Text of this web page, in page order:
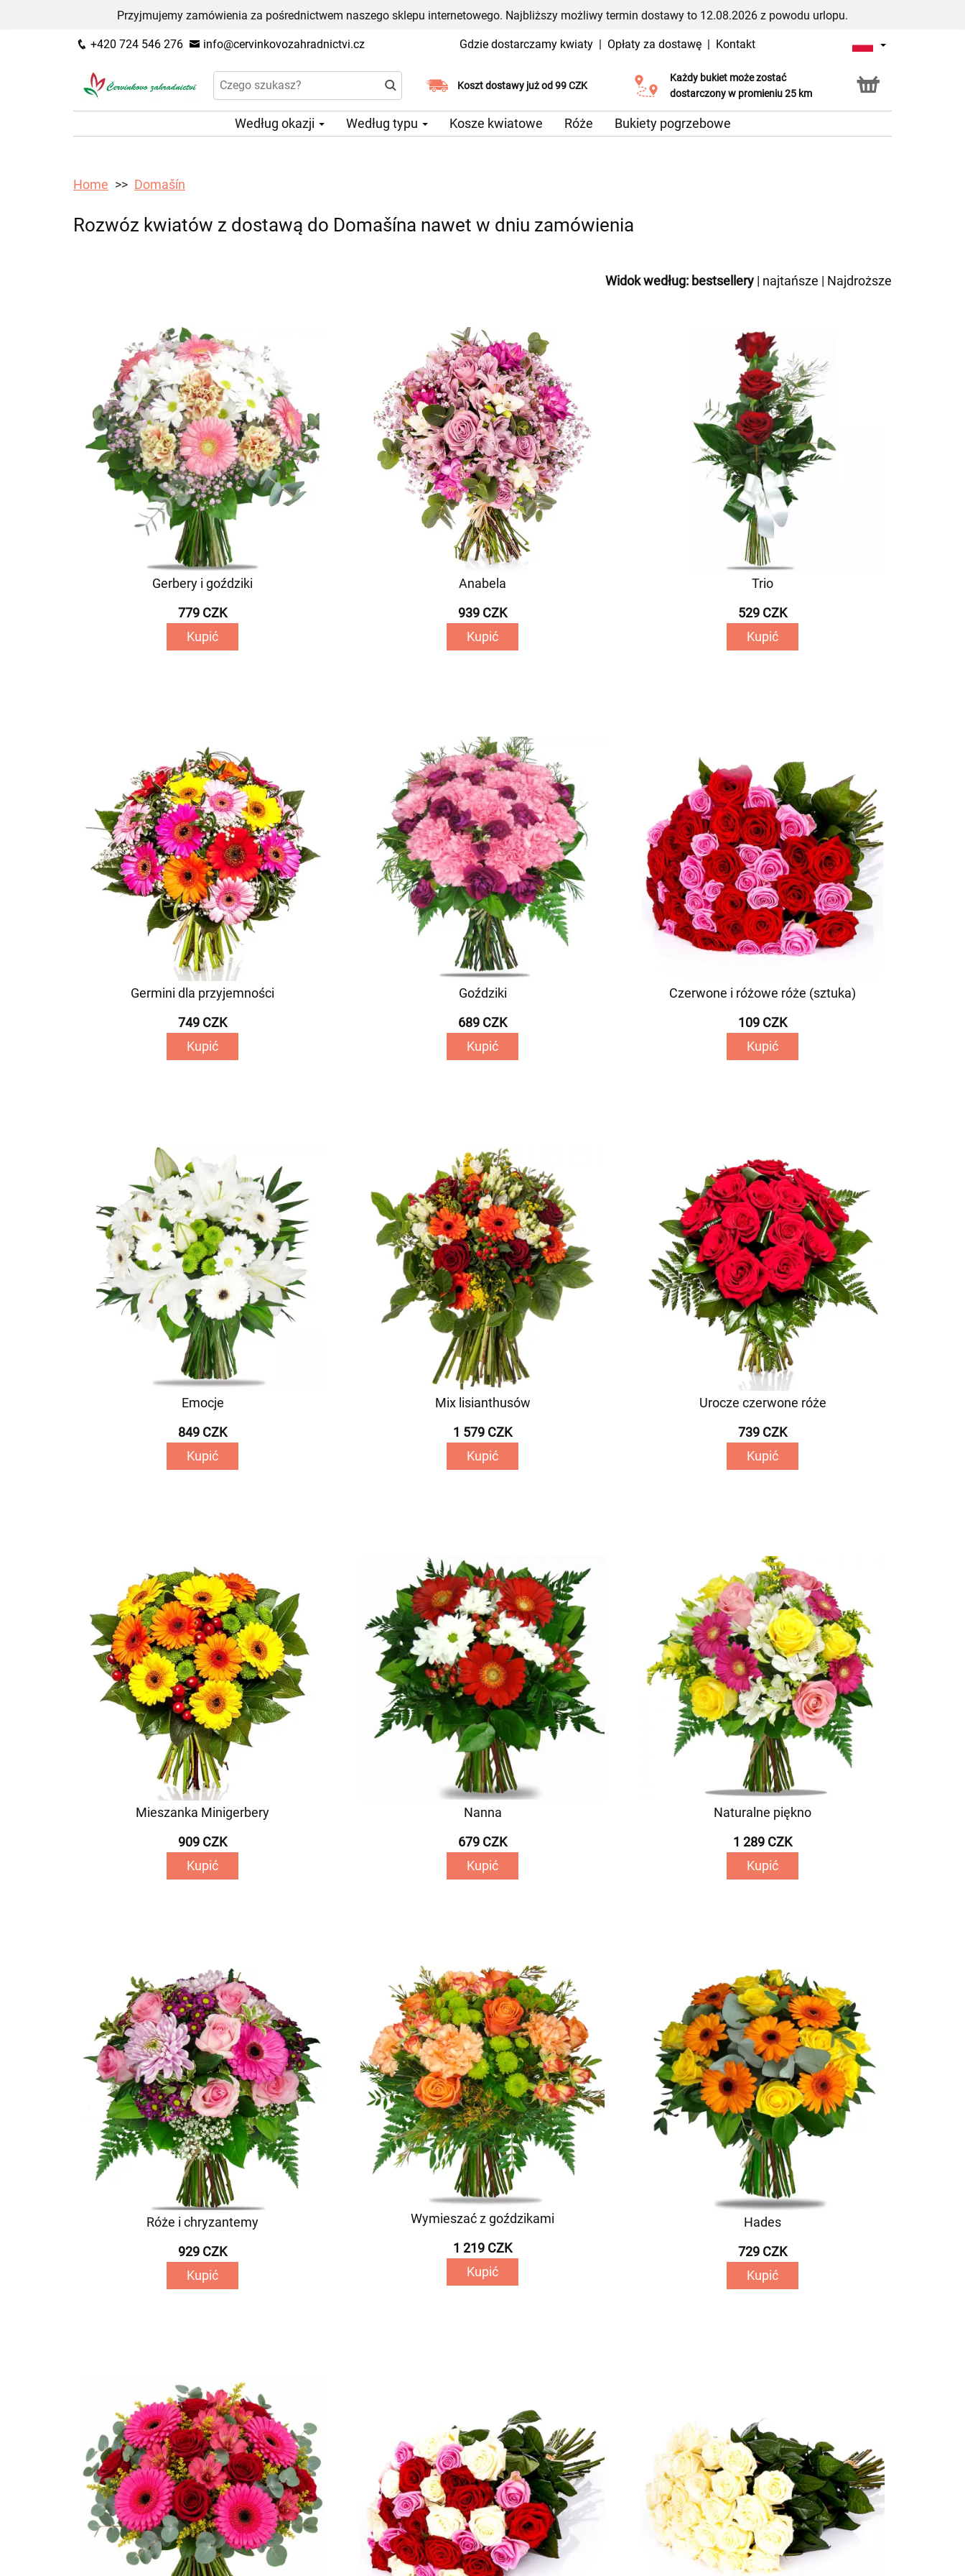
Przyjmujemy zamówienia za pośrednictwem naszego sklepu internetowego. Najbliższy możliwy termin dostawy to 12.08.2026 z powodu urlopu.
+420 724 546 276 info@cervinkovozahradnictvi.cz Gdzie dostarczamy kwiaty | Opłaty za dostawę | Kontakt
Koszt dostawy już od 99 CZK
Wybierz datę dostawy
Każdy bukiet może zostać
dostarczony w promieniu 25 km
Usługa Click & Collect
Według okazji Według typu Kosze kwiatowe Róże Bukiety pogrzebowe
Home Domašín
Rozwóz kwiatów z dostawą do Domašína nawet w dniu zamówienia
Widok według: bestsellery | najtańsze | Najdroższe
Gerbery i goździki
779 CZK
Kupić
Anabela
939 CZK
Kupić
Trio
529 CZK
Kupić
Germini dla przyjemności
749 CZK
Kupić
Goździki
689 CZK
Kupić
Czerwone i różowe róże (sztuka)
109 CZK
Kupić
Emocje
849 CZK
Kupić
Mix lisianthusów
1 579 CZK
Kupić
Urocze czerwone róże
739 CZK
Kupić
Mieszanka Minigerbery
909 CZK
Kupić
Nanna
679 CZK
Kupić
Naturalne piękno
1 289 CZK
Kupić
Róże i chryzantemy
929 CZK
Kupić
Wymieszać z goździkami
1 219 CZK
Kupić
Hades
729 CZK
Kupić